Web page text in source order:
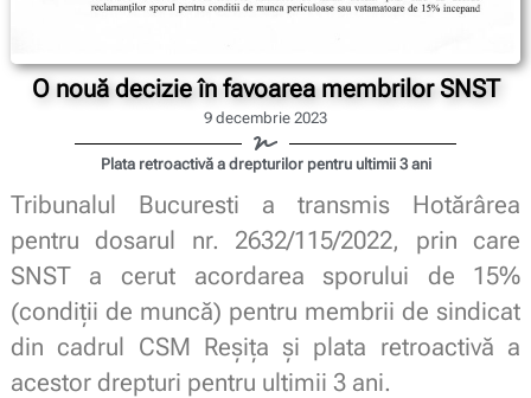
O nouă decizie în favoarea membrilor SNST
9 decembrie 2023
Plata retroactivă a drepturilor pentru ultimii 3 ani
Tribunalul Bucuresti a transmis Hotărârea
pentru dosarul nr. 2632/115/2022, prin care
SNST a cerut acordarea sporului de 15%
(condiții de muncă) pentru membrii de sindicat
din cadrul CSM Reșița și plata retroactivă a
acestor drepturi pentru ultimii 3 ani.